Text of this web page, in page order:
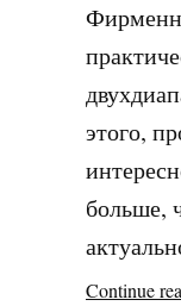
этого,
больше,
Continue